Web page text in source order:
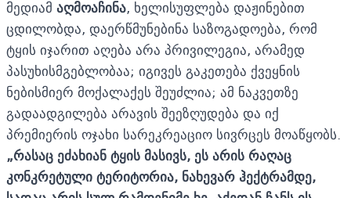
მედიამ აღმოაჩინა, ხელისუფლება დაჟინებით
ცდილობდა, დაერწმუნებინა საზოგადოება, რომ
ტყის იჯარით აღება არა პრივილეგია, არამედ
პასუხისმგებლობაა; იგივეს გაკეთება ქვეყნის
ნებისმიერ მოქალაქეს შეუძლია; ამ ნაკვეთზე
გადაადგილება არავის შეეზღუდება და იქ
პრემიერის ოჯახი სარეკრეაციო სივრცეს მოაწყობს.
„რასაც ეძახიან ტყის მასივს, ეს არის რაღაც
კონკრეტული ტერიტორია, ნახევარ ჰექტრამდე,